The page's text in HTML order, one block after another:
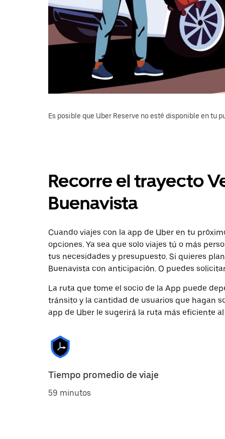
Es posible que Uber Reserve no esté disponible en tu
Recorre el trayecto
Buenavista
Cuando viajes con la app de Uber en tu
opciones. Ya sea que solo viajes tú o más
tus necesidades y presupuesto. Si quieres
Buenavista con anticipación. O puedes
La ruta que tome el socio de la App puede
tránsito y la cantidad de usuarios que hagan
app de Uber le sugerirá la ruta más eficiente
Tiempo promedio de viaje
59 minutos